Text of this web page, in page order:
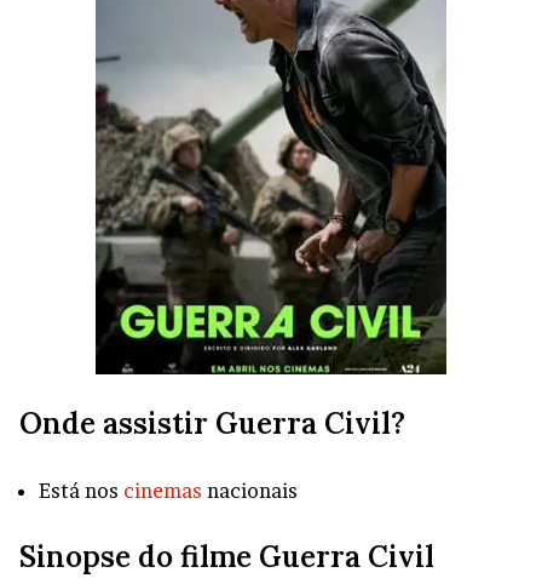
Onde assistir Guerra Civil?
Está nos cinemas nacionais
Sinopse dofilme Guerra Civil